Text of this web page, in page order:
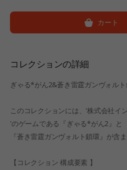
カート
コレクションの詳細
ぎゃる*がん2&蒼き雷霆ガンヴォル
このコレクションには、'株式会社イ
'のゲームである『ぎゃる*がん2』と
『蒼き雷霆ガンヴォルト鎖環』が含
【コレクション 構成要素 】